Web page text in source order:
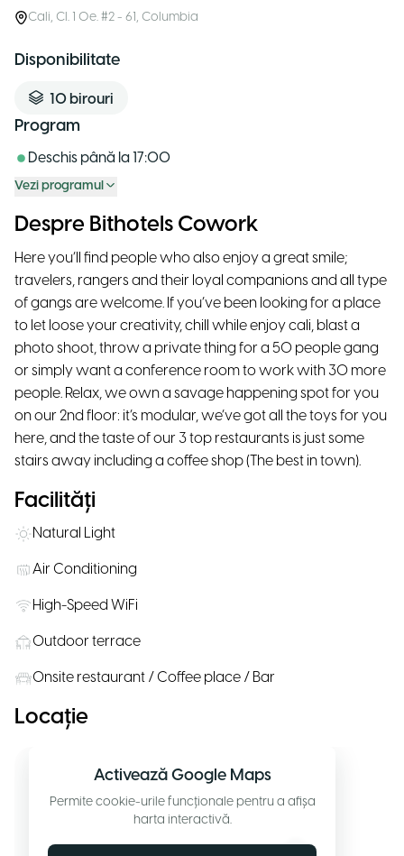
Cali, Cl. 1 Oe. #2 - 61, Columbia
Disponibilitate
10 birouri
Program
Deschis până la 17:00
Vezi programul
Despre Bithotels Cowork
Here you’ll find people who also enjoy a great smile;
travelers, rangers and their loyal companions and all type
of gangs are welcome. If you’ve been looking for a place
to let loose your creativity, chill while enjoy cali, blast a
photo shoot, throw a private thing for a 50 people gang
or simply want a conference room to work with 30 more
people. Relax, we own a savage happening spot for you
on our 2nd floor: it’s modular, we’ve got all the toys for you
here, and the taste of our 3 top restaurants is just some
stairs away including a coffee shop (The best in town).
Facilități
Natural Light
Air Conditioning
High-Speed WiFi
Outdoor terrace
Onsite restaurant / Coffee place / Bar
Locație
Activează Google Maps
Permite cookie-urile funcționale pentru a afișa
harta interactivă.